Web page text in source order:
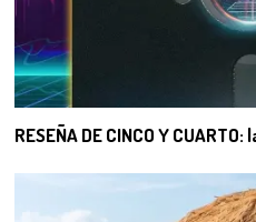
RESEÑA DE CINCO Y